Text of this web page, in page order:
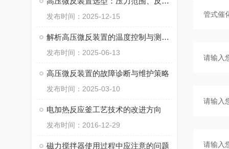
发布时间：2025-12-15
解析高压微反装置的温度控制与测量技术
发布时间：2025-06-13
高压微反装置的故障诊断与维护策略
发布时间：2025-03-10
电加热反应釜工艺技术的改进方向
发布时间：2016-12-29
磁力搅拌器使用过程中应注意的问题